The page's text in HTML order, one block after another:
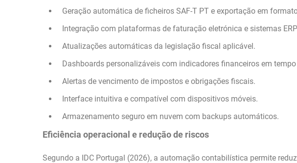
Geração automática de ficheiros SAF-T PT e exportação em
Integração com plataformas de faturação eletrónica e sistemas
Atualizações automáticas da legislação fiscal aplicável.
Dashboards personalizáveis com indicadores financeiros em tempo
Alertas de vencimento de impostos e obrigações fiscais.
Interface intuitiva e compatível com dispositivos móveis.
Armazenamento seguro em nuvem com backups automáticos.
Eficiência operacional e redução de riscos
Segundo a IDC Portugal (2026), a automação contabilística permite